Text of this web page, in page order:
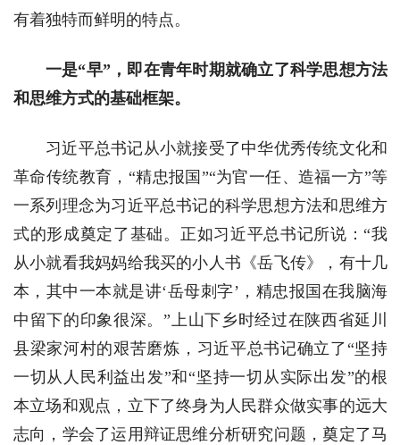
有着独特而鲜明的特点。
一是“早”，即在青年时期就确立了科学思想方法
和思维方式的基础框架。
习近平总书记从小就接受了中华优秀传统文化和
革命传统教育，“精忠报国”“为官一任、造福一方”等
一系列理念为习近平总书记的科学思想方法和思维方
式的形成奠定了基础。正如习近平总书记所说：“我
从小就看我妈妈给我买的小人书《岳飞传》，有十几
本，其中一本就是讲‘岳母刺字’，精忠报国在我脑海
中留下的印象很深。”上山下乡时经过在陕西省延川
县梁家河村的艰苦磨炼，习近平总书记确立了“坚持
一切从人民利益出发”和“坚持一切从实际出发”的根
本立场和观点，立下了终身为人民群众做实事的远大
志向，学会了运用辩证思维分析研究问题，奠定了马